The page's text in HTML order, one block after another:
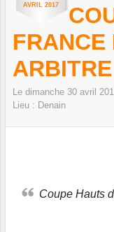
AVRIL 2017
FRANCE
Le dimanche 30 avril
Lieu : Denain
Coupe Hauts